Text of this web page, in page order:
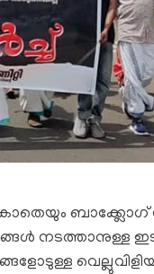
ബാക്ക്ലോഗ്
നടത്താനുള്ള